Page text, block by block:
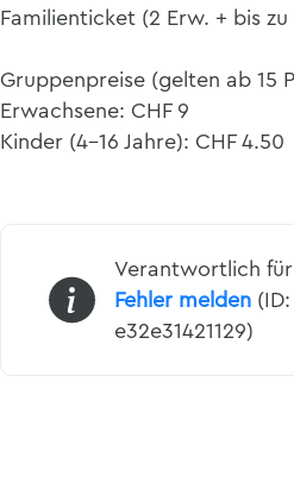
Familienticket (2 Erw. + bis
Gruppenpreise (gelten ab 15
Erwachsene: CHF 9
Kinder (4-16 Jahre): CHF 4.50
Verantwortlich
Fehler melden(ID:
e32e31421129)